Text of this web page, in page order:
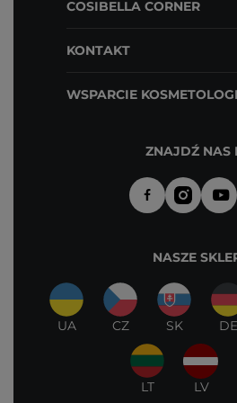
COSIBELLA CORNER
KONTAKT
WSPARCIE
ZNAJDŹ NAS
NASZE
UA CZ SK DE
LT LV